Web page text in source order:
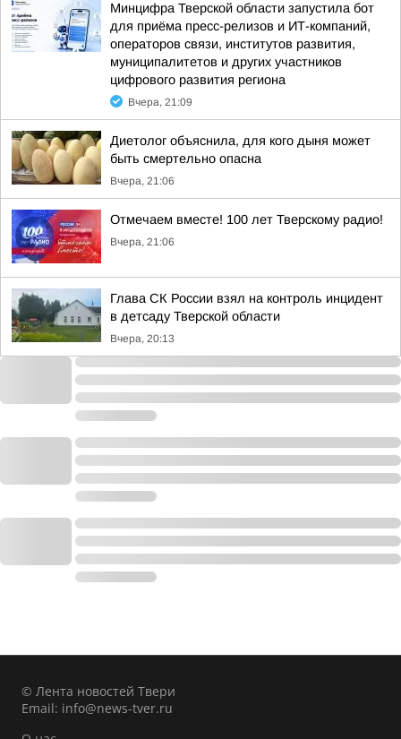
Минцифра Тверской области запустила бот
для приёма пресс-релизов и ИТ-компаний,
операторов связи, институтов развития,
муниципалитетов и других участников
цифрового развития региона
Вчера, 21:09
Диетолог объяснила, для кого дыня может
быть смертельно опасна
Вчера, 21:06
Отмечаем вместе! 100 лет Тверскому радио!
Вчера, 21:06
Глава СК России взял на контроль инцидент
в детсаду Тверской области
Вчера, 20:13
© Лента новостей Твери
Email: info@news-tver.ru